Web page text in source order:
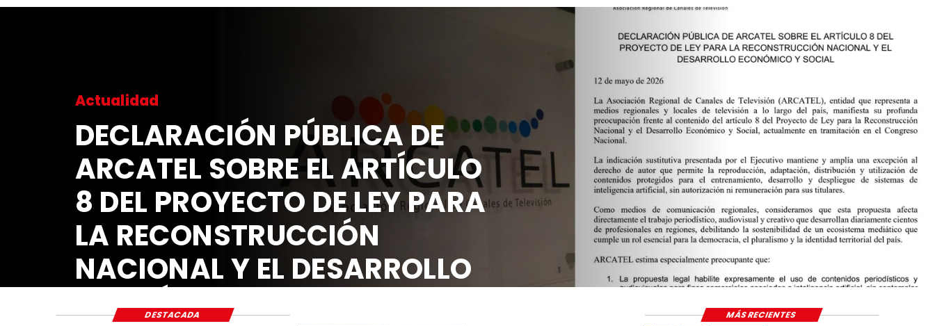
Actualidad
DECLARACIÓN PÚBLICA DE
ARCATEL SOBRE EL ARTÍCULO
8 DEL PROYECTO DE LEY PARA
LA RECONSTRUCCIÓN
NACIONAL Y EL DESARROLLO
ECONÓMICO Y SOCIAL
DESTACADA MÁS RECIENTES